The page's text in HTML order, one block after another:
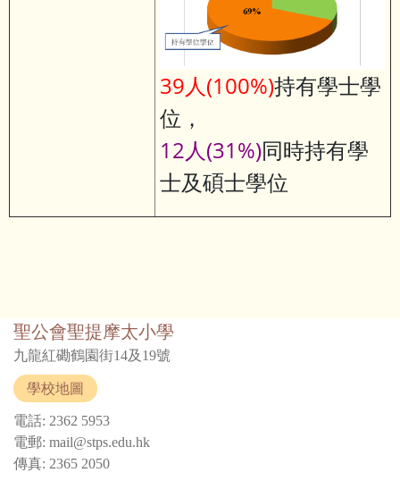
39人(100%)持有學士學
位，
12人(31%)同時持有學
士及碩士學位
聖公會聖提摩太小學
九龍紅磡鶴園街14及19號
學校地圖
電話: 2362 5953
電郵: mail@stps.edu.hk
傳真: 2365 2050